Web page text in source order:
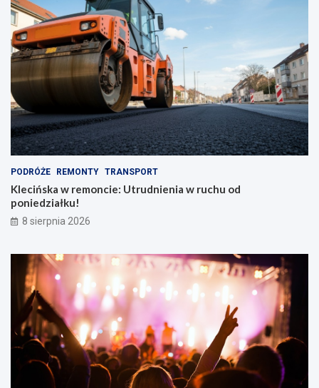
y
m
p
l
e
c
a
k
e
m
k
t
y
w
y
!
PODRÓŻE REMONTY TRANSPORT
Klecińska w remoncie: Utrudnienia w ruchu od
poniedziałku!
8 sierpnia 2026